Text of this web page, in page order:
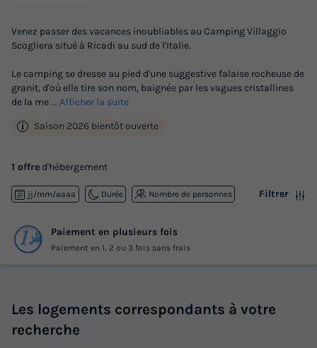
Venez passer des vacances inoubliables au Camping Villaggio
Scogliera situé à Ricadi au sud de l'Italie.
Le camping se dresse au pied d'une suggestive falaise rocheuse de
granit, d'où elle tire son nom, baignée par les vagues cristallines
de la me... Afficher la suite
Saison 2026 bientôt ouverte
1 offre d'hébergement
jj/mm/aaaa Durée Nombre de personnes Filtrer
Paiement en plusieurs fois
Paiement en 1, 2 ou 3 fois sans frais
Les logements correspondants à votre
recherche